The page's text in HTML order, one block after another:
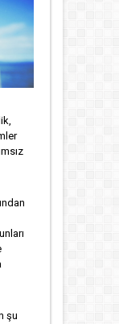
şu